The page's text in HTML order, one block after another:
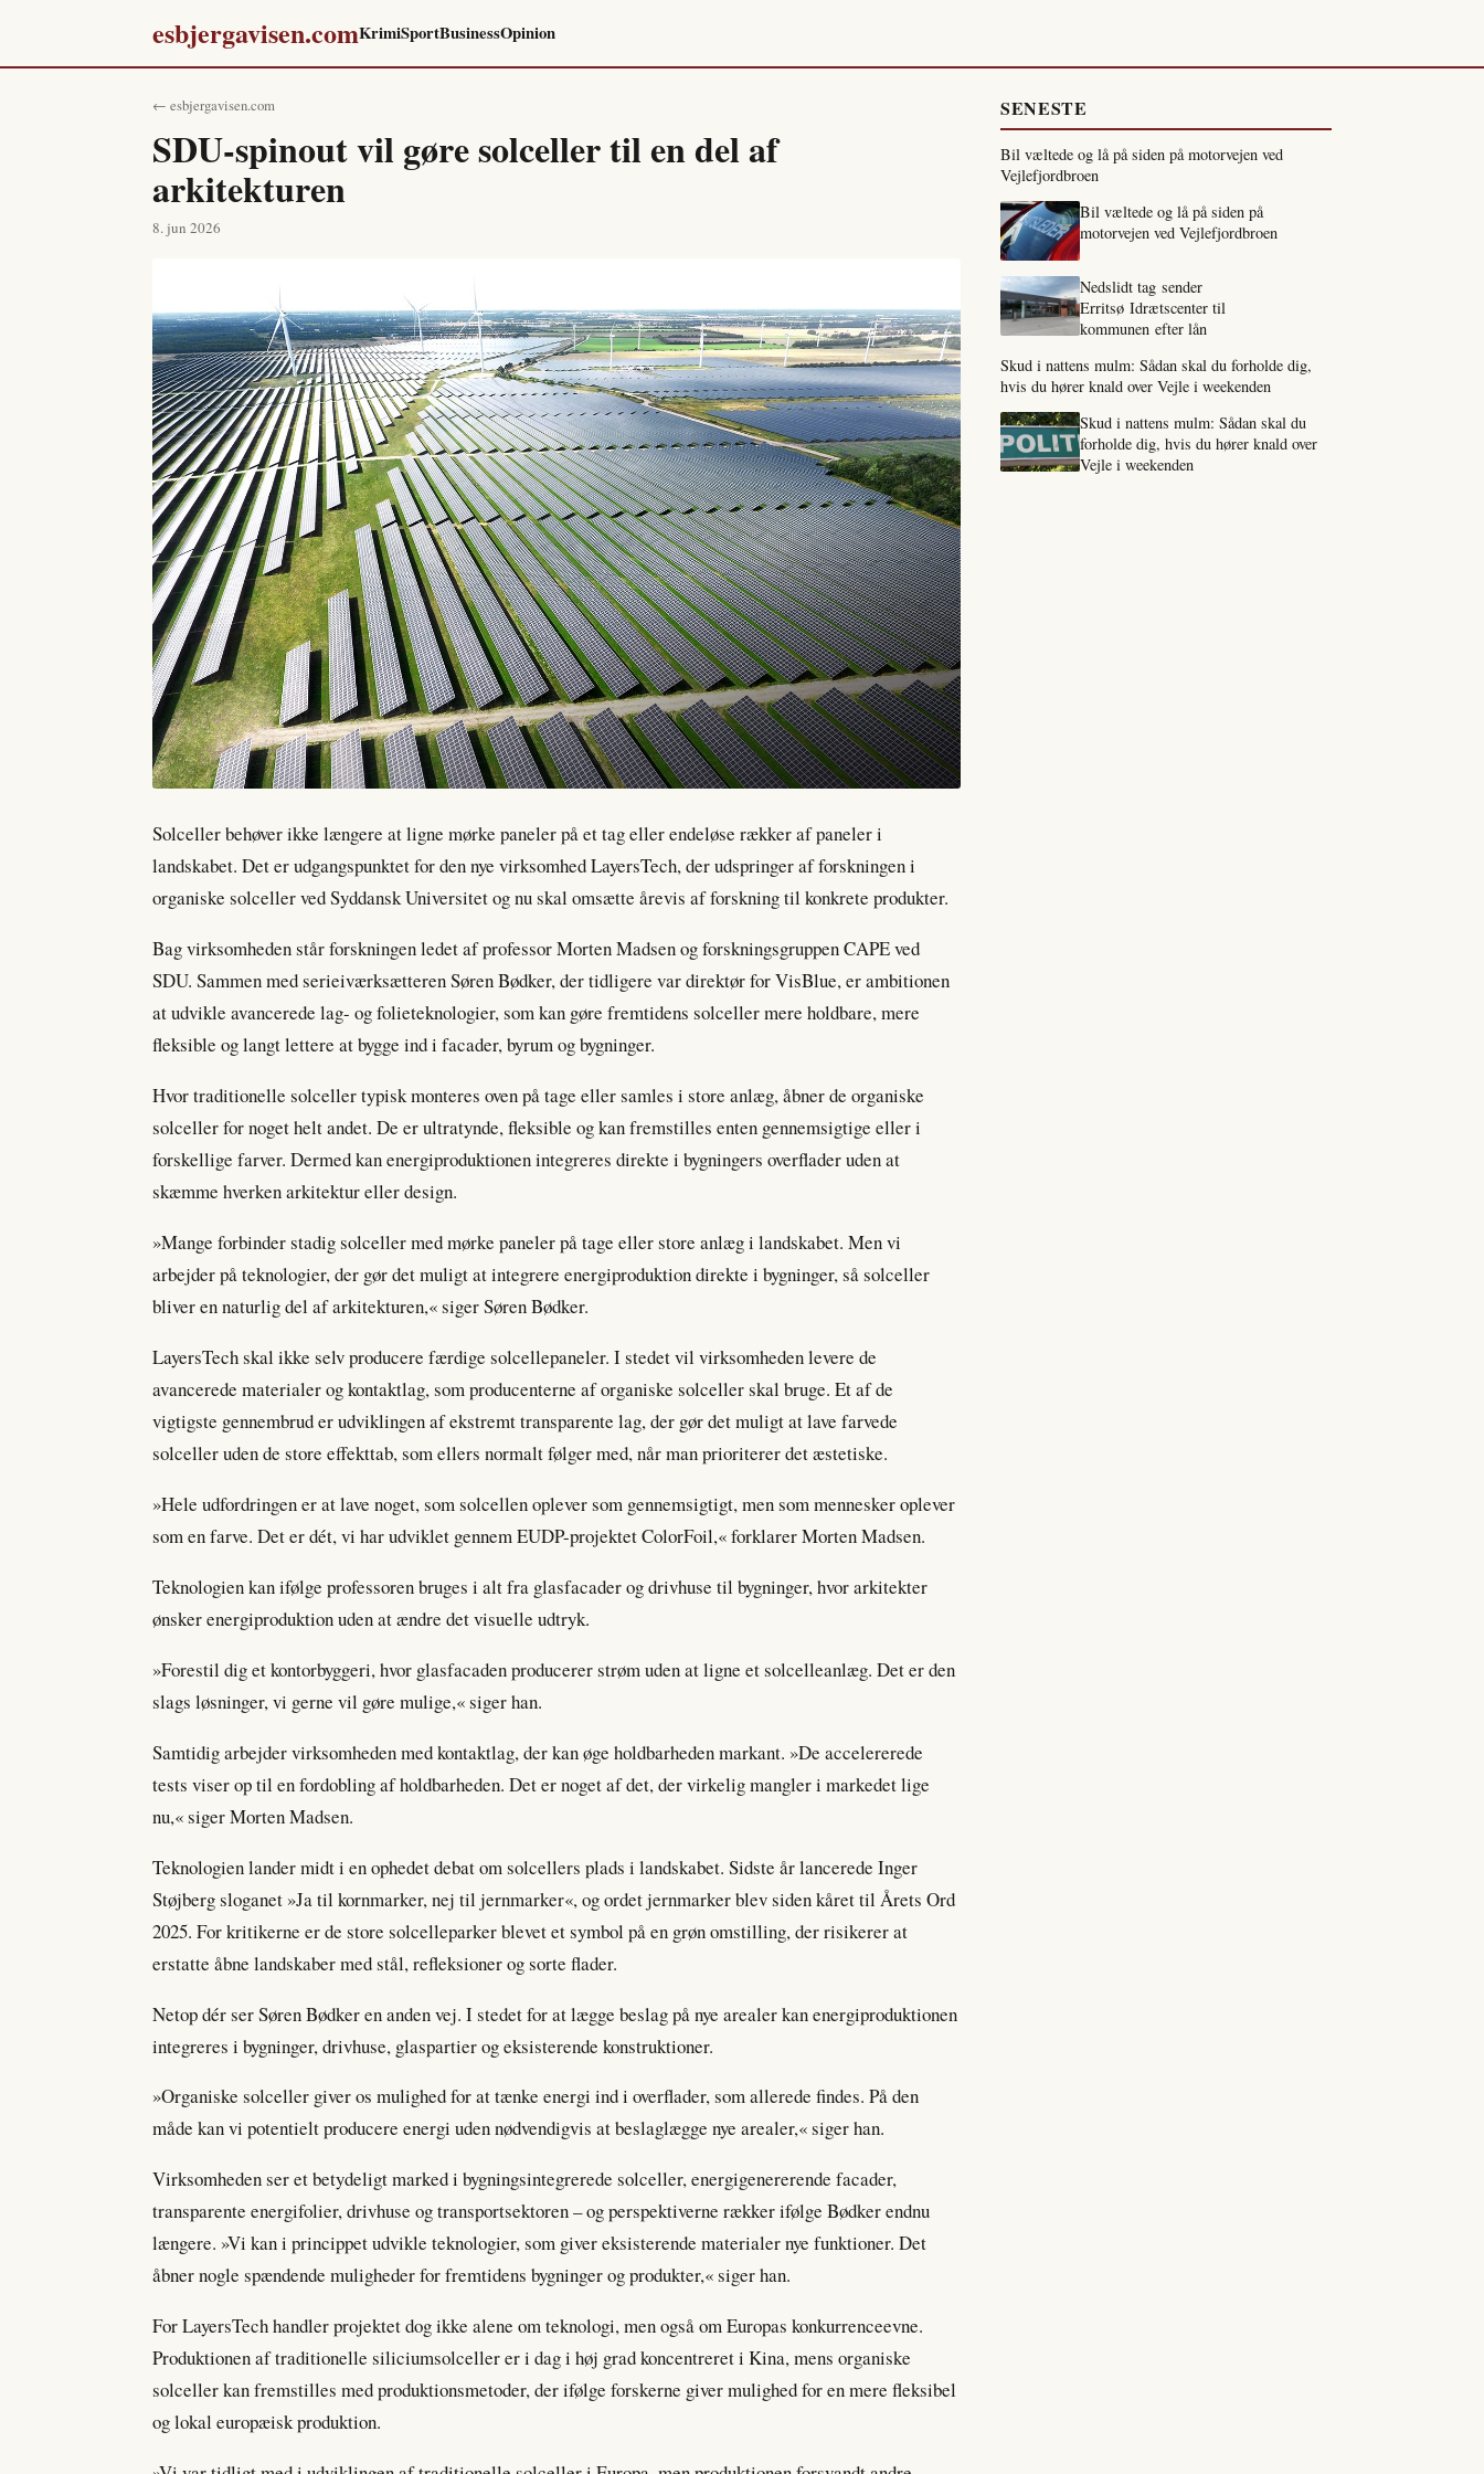
esbjergavisen.comKrimiSportBusinessOpinion
← esbjergavisen.com
SDU-spinout vil gøre solceller til en del af
arkitekturen
8. jun 2026
Solceller behøver ikke længere at ligne mørke paneler på et tag eller endeløse rækker af paneler i
landskabet. Det er udgangspunktet for den nye virksomhed LayersTech, der udspringer af forskningen i
organiske solceller ved Syddansk Universitet og nu skal omsætte årevis af forskning til konkrete produkter.
Bag virksomheden står forskningen ledet af professor Morten Madsen og forskningsgruppen CAPE ved
SDU. Sammen med serieiværksætteren Søren Bødker, der tidligere var direktør for VisBlue, er ambitionen
at udvikle avancerede lag- og folieteknologier, som kan gøre fremtidens solceller mere holdbare, mere
fleksible og langt lettere at bygge ind i facader, byrum og bygninger.
Hvor traditionelle solceller typisk monteres oven på tage eller samles i store anlæg, åbner de organiske
solceller for noget helt andet. De er ultratynde, fleksible og kan fremstilles enten gennemsigtige eller i
forskellige farver. Dermed kan energiproduktionen integreres direkte i bygningers overflader uden at
skæmme hverken arkitektur eller design.
»Mange forbinder stadig solceller med mørke paneler på tage eller store anlæg i landskabet. Men vi
arbejder på teknologier, der gør det muligt at integrere energiproduktion direkte i bygninger, så solceller
bliver en naturlig del af arkitekturen,« siger Søren Bødker.
LayersTech skal ikke selv producere færdige solcellepaneler. I stedet vil virksomheden levere de
avancerede materialer og kontaktlag, som producenterne af organiske solceller skal bruge. Et af de
vigtigste gennembrud er udviklingen af ekstremt transparente lag, der gør det muligt at lave farvede
solceller uden de store effekttab, som ellers normalt følger med, når man prioriterer det æstetiske.
»Hele udfordringen er at lave noget, som solcellen oplever som gennemsigtigt, men som mennesker oplever
som en farve. Det er dét, vi har udviklet gennem EUDP-projektet ColorFoil,« forklarer Morten Madsen.
Teknologien kan ifølge professoren bruges i alt fra glasfacader og drivhuse til bygninger, hvor arkitekter
ønsker energiproduktion uden at ændre det visuelle udtryk.
»Forestil dig et kontorbyggeri, hvor glasfacaden producerer strøm uden at ligne et solcelleanlæg. Det er den
slags løsninger, vi gerne vil gøre mulige,« siger han.
Samtidig arbejder virksomheden med kontaktlag, der kan øge holdbarheden markant. »De accelererede
tests viser op til en fordobling af holdbarheden. Det er noget af det, der virkelig mangler i markedet lige
nu,« siger Morten Madsen.
Teknologien lander midt i en ophedet debat om solcellers plads i landskabet. Sidste år lancerede Inger
Støjberg sloganet »Ja til kornmarker, nej til jernmarker«, og ordet jernmarker blev siden kåret til Årets Ord
2025. For kritikerne er de store solcelleparker blevet et symbol på en grøn omstilling, der risikerer at
erstatte åbne landskaber med stål, refleksioner og sorte flader.
Netop dér ser Søren Bødker en anden vej. I stedet for at lægge beslag på nye arealer kan energiproduktionen
integreres i bygninger, drivhuse, glaspartier og eksisterende konstruktioner.
»Organiske solceller giver os mulighed for at tænke energi ind i overflader, som allerede findes. På den
måde kan vi potentielt producere energi uden nødvendigvis at beslaglægge nye arealer,« siger han.
Virksomheden ser et betydeligt marked i bygningsintegrerede solceller, energigenererende facader,
transparente energifolier, drivhuse og transportsektoren – og perspektiverne rækker ifølge Bødker endnu
længere. »Vi kan i princippet udvikle teknologier, som giver eksisterende materialer nye funktioner. Det
åbner nogle spændende muligheder for fremtidens bygninger og produkter,« siger han.
For LayersTech handler projektet dog ikke alene om teknologi, men også om Europas konkurrenceevne.
Produktionen af traditionelle siliciumsolceller er i dag i høj grad koncentreret i Kina, mens organiske
solceller kan fremstilles med produktionsmetoder, der ifølge forskerne giver mulighed for en mere fleksibel
og lokal europæisk produktion.
SENESTE
Bil væltede og lå på siden på motorvejen ved
Vejlefjordbroen
Bil væltede og lå på siden på
motorvejen ved Vejlefjordbroen
Nedslidt tag sender
Erritsø Idrætscenter til
kommunen efter lån
Skud i nattens mulm: Sådan skal du forholde dig,
hvis du hører knald over Vejle i weekenden
Skud i nattens mulm: Sådan skal du
forholde dig, hvis du hører knald over
Vejle i weekenden